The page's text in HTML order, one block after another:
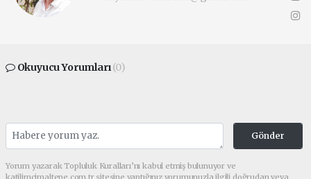
Okuyucu Yorumları(0)
Gönder
Yorum yazarak Topluluk Kuralları’nı kabul etmiş bulunuyor ve
katilimcimaltepe.com.tr sitesine yaptığınız yorumunuzla ilgili doğrudan veya